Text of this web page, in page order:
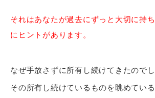
それはあなたが過去にずっと大切に持
にヒントがあります。
なぜ手放さずに所有し続けてきたので
その所有し続けているものを眺めてい